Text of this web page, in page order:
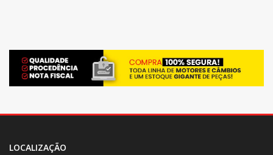
LOCALIZAÇÃO